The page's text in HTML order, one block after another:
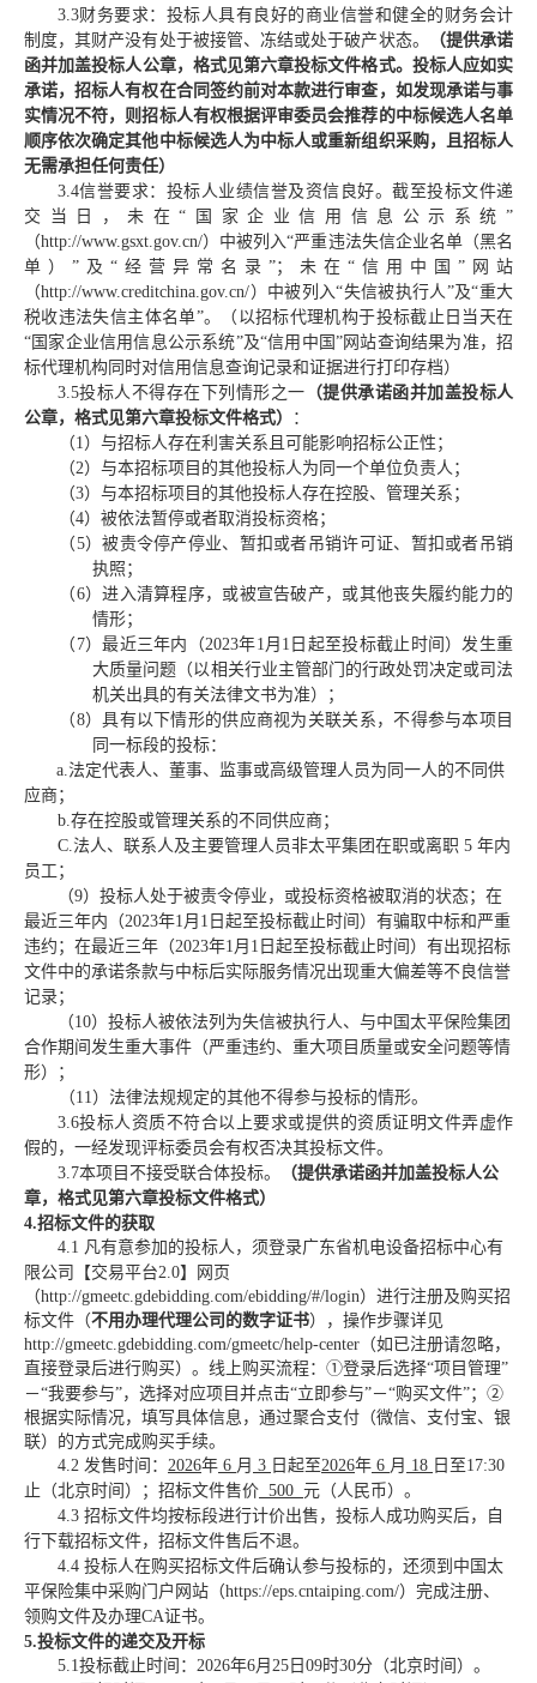
3.3财务要求：投标人具有良好的商业信誉和健全的财务会计
制度，其财产没有处于被接管、冻结或处于破产状态。
（提供承诺
函并加盖投标人公章，格式见第六章投标文件格式。投标人应如实
承诺，招标人有权在合同签约前对本款进行审查，如发现承诺与事
实情况不符，则招标人有权根据评审委员会推荐的中标候选人名单
顺序依次确定其他中标候选人为中标人或重新组织采购，且招标人
无需承担任何责任）
3. 4信誉要求： 投标人业绩信誉及资信良好。截至投标文件递
交当日，未在“国家企业信用信息公示系统”
（http://www.gsxt.gov.cn/）中被列入“严重违法失信企业名单（黑名
单）”及“经营异常名录”；未在“信用中国”网站
（http://www.creditchina.gov.cn/）中被列入“失信被执行人”及“重大
税收违法失信主体名单”。 （ 以招标代理机构于投标截止日当天在
“国家企业信用信息公示系统”及“信用中国”网站查询结果为准，招
标代理机构同时对信用信息查询记录和证据进行打印存档）
3. 5投标人不得存在下列情形之一 （提供承诺函并加盖投标人
公章， 格式见第六章投标文件格式）
：
（1）与招标人存在利害关系且可能影响招标公正性；
（2）与本招标项目的其他投标人为同一个单位负责人；
（3）与本招标项目的其他投标人存在控股、管理关系；
（4）被依法暂停或者取消投标资格；
（5）被责令停产停业、暂扣或者吊销许可证、暂扣或者吊销
执照；
（6）进入清算程序，或被宣告破产，或其他丧失履约能力的
情形；
（ 7）最近三年内 （2023年1月 1日起至投标截止时间 ） 发生重
大质量问题（以相关行业主管部门的行政处罚决定或司法
机关出具的有关法律文书为准）；
（8）具有以下情形的供应商视为关联关系，不得参与本项目
同一标段的投标：
a.法定代表人、董事、监事或高级管理人员为同一人的不同供
应商；
b.存在控股或管理关系的不同供应商；
C 法人、联系人及主要管理人员非太平集团在职或离职 5 年内
员工 ；
（9） 投标人处于被责令停业，或投标资格被取消的状态；在
最近三年内 （2023年1月 1日起至投标截止时间 ） 有骗取中标和严重
违约；在最近三年 （2023年1月 1日起至投标截止时间 ） 有出现招标
文件中的承诺条款与中标后实际服务情况出现重大偏差等不良信誉
记录；
（10） 投标人被依法列为失信被执行人、与中国太平保险集团
合作期间发生重大事件（严重违约、重大项目质量或安全问题等情
形）
；
（11 ）法律法规规定的其他不得参与投标的情形。
3. 6投标人资质不符合以上要求或提供的资质证明文件弄虚作
假的，一经发现评标委员会有权否决其投标文件。
3. 7本项目 不接受联合体投标。 （提供承诺函并加盖投标人公
章， 格式见第六章投标文件格式）
4.招标文件的获取
4.1 凡有意参加的投标人 ， 须登录广东省机电设备招标中心有
限公司【交易平台2.0】网页
（http://gmeetc.gdebidding.com/ebidding/#/login）进行注册及购买招
标文件（不用办理代理公司的数字证书）
，操作步骤详见
http://gmeetc.gdebidding.com/gmeetc/help-center （如已注册请忽略，
直接登录后进行购买）。线上购买流程： ①登录后选择“项目管理”
－“我要参与”，选择对应项目并点击“立即参与”－“购买文件”；②
根据实际情况，填写具体信息，通过聚合支付（微信、支付宝、银
联）的方式完成购买手续。
4.2 发售时间： 2026年 6 月 3 日起至2026年 6 月 18 日 至17:30
止 （北京时间） ；招标文件售价 500 元（人民币） 。
4.3 招标文件均按标段进行计价出售，投标人成功购买后，自
行下载招标文件，招标文件售后不退。
4.4 投标人在购买招标文件后确认参与投标的， 还须到中国太
平保险集中采购门户网站（https://eps.cntaiping.com/）完成注册、
领购文件及办理CA证书。
5.投标文件的递交及开标
5.1投标截止时间：2026年6月 25 日 09时30分（北京时间）。